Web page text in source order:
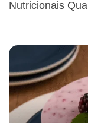
Nutricionais